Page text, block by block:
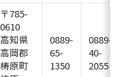
〒785-
0610
高知県
高岡郡
梼原町
0889-
65-
1350
0889-
40-
2055